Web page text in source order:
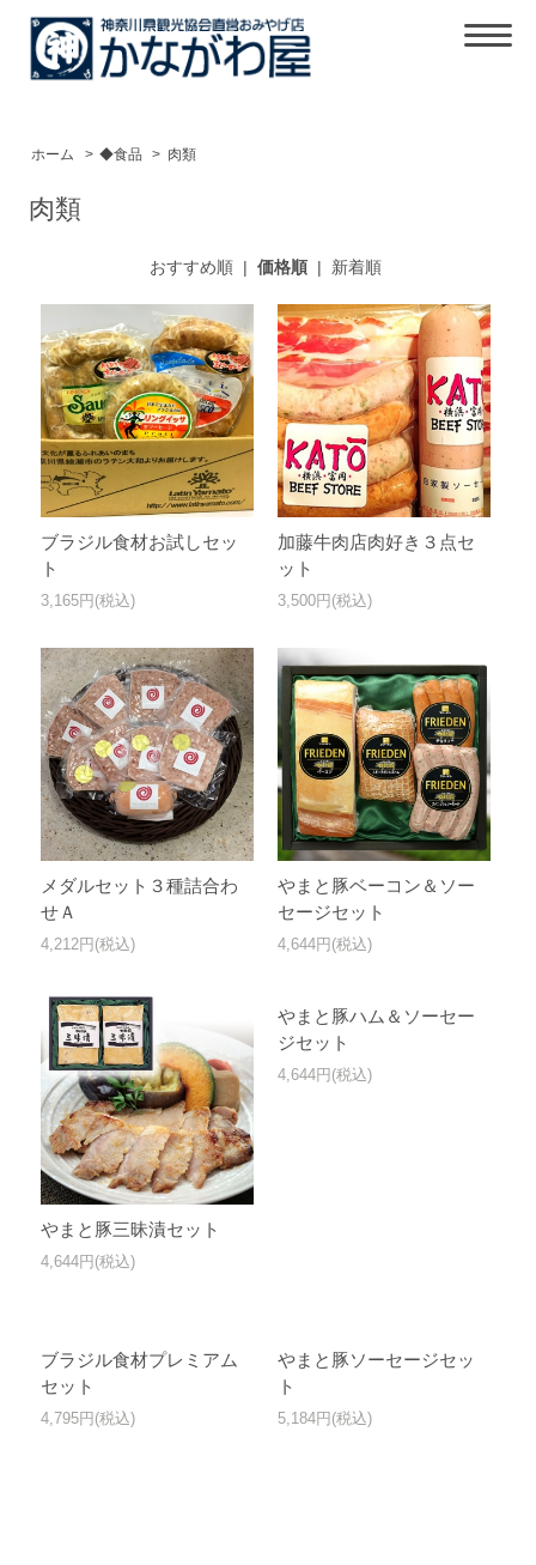
ホーム > ◆食品 > 肉類
肉類
おすすめ順| 価格順| 新着順
ブラジル食材お試しセッ
ト
3,165円(税込)
加藤牛肉店肉好き３点セ
ット
3,500円(税込)
メダルセット３種詰合わ
せＡ
4,212円(税込)
やまと豚ベーコン＆ソー
セージセット
4,644円(税込)
やまと豚三昧漬セット
4,644円(税込)
やまと豚ハム＆ソーセー
ジセット
4,644円(税込)
ブラジル食材プレミアム
セット
4,795円(税込)
やまと豚ソーセージセッ
ト
5,184円(税込)